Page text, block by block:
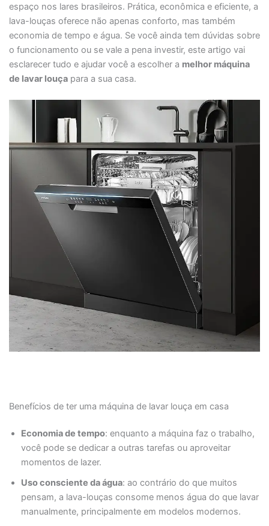
espaço nos lares brasileiros. Prática, econômica e eficiente, a
lava-louças oferece não apenas conforto, mas também
economia de tempo e água. Se você ainda tem dúvidas sobre
o funcionamento ou se vale a pena investir, este artigo vai
esclarecer tudo e ajudar você a escolher a melhor máquina
de lavar louçapara a sua casa.
Benefícios de ter uma máquina de lavar louça em casa
Economia de tempo: enquanto a máquina faz o trabalho,
você pode se dedicar a outras tarefas ou aproveitar
momentos de lazer.
Uso consciente da água: ao contrário do que muitos
pensam, a lava-louças consome menos água do que lavar
manualmente, principalmente em modelos modernos.